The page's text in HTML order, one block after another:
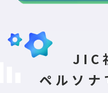
JIC
ペルソナ